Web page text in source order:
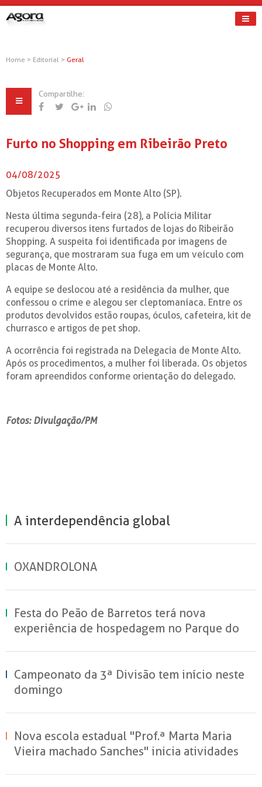
Home > Editorial > Geral
Compartilhe:
Furto no Shopping em Ribeirão Preto
04/08/2025
Objetos Recuperados em Monte Alto (SP).
Nesta última segunda-feira (28), a Polícia Militar
recuperou diversos itens furtados de lojas do Ribeirão
Shopping. A suspeita foi identificada por imagens de
segurança, que mostraram sua fuga em um veículo com
placas de Monte Alto.
A equipe se deslocou até a residência da mulher, que
confessou o crime e alegou ser cleptomaníaca. Entre os
produtos devolvidos estão roupas, óculos, cafeteira, kit de
churrasco e artigos de pet shop.
A ocorrência foi registrada na Delegacia de Monte Alto.
Após os procedimentos, a mulher foi liberada. Os objetos
foram apreendidos conforme orientação do delegado.
Fotos: Divulgação/PM
A interdependência global
OXANDROLONA
Festa do Peão de Barretos terá nova
experiência de hospedagem no Parque do
Campeonato da 3ª Divisão tem início neste
domingo
Nova escola estadual "Prof.ª Marta Maria
Vieira machado Sanches" inicia atividades